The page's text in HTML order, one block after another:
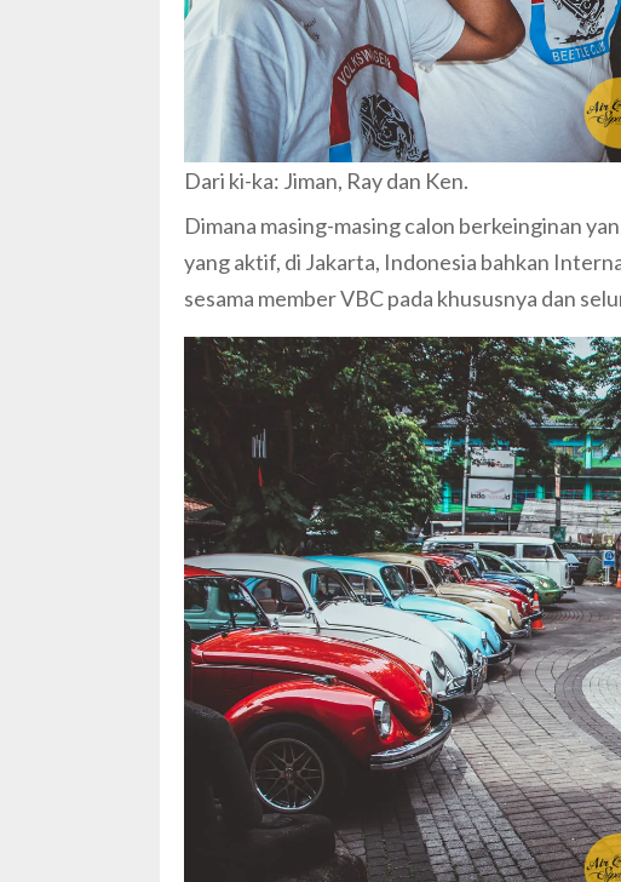
Dari ki-ka: Jiman, Ray dan Ken.
Dimana masing-masing calon berkeinginan
yang aktif, di Jakarta, Indonesia bahkan
sesama member VBC pada khususnya dan